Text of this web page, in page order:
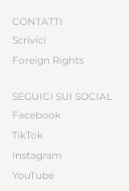
CONTATTI
Scrivici
Foreign Rights
SEGUICI SUI SOCIAL
Facebook
TikTok
Instagram
YouTube